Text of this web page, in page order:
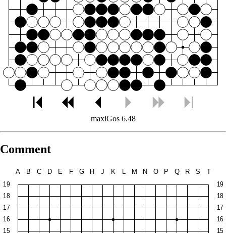
maxiGos 6.48
Comment